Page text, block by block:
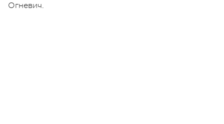
Огневич.